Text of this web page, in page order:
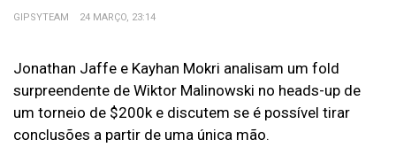
GIPSYTEAM 24 MARÇO, 23:14
Jonathan Jaffe e Kayhan Mokri analisam um fold
surpreendente de Wiktor Malinowski no heads-up de
um torneio de $200k e discutem se é possível tirar
conclusões a partir de uma única mão.